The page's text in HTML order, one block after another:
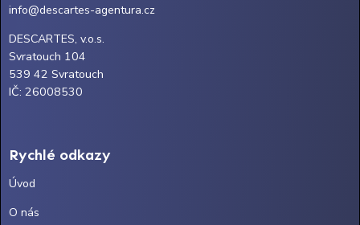
info@descartes-agentura.cz
DESCARTES, v.o.s.
Svratouch 104
539 42 Svratouch
IČ: 26008530
Rychlé odkazy
Úvod
O nás